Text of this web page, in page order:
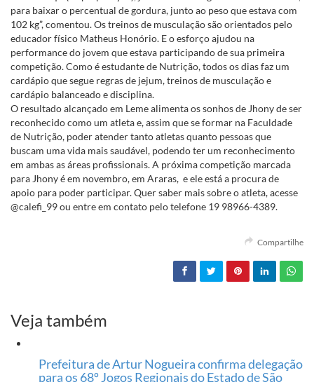
para baixar o percentual de gordura, junto ao peso que estava com
102 kg”, comentou. Os treinos de musculação são orientados pelo
educador físico Matheus Honório. E o esforço ajudou na
performance do jovem que estava participando de sua primeira
competição. Como é estudante de Nutrição, todos os dias faz um
cardápio que segue regras de jejum, treinos de musculação e
cardápio balanceado e disciplina.
O resultado alcançado em Leme alimenta os sonhos de Jhony de ser
reconhecido como um atleta e, assim que se formar na Faculdade
de Nutrição, poder atender tanto atletas quanto pessoas que
buscam uma vida mais saudável, podendo ter um reconhecimento
em ambas as áreas profissionais. A próxima competição marcada
para Jhony é em novembro, em Araras, e ele está a procura de
apoio para poder participar. Quer saber mais sobre o atleta, acesse
@calefi_99 ou entre em contato pelo telefone 19 98966-4389.
Compartilhe
Veja também
Prefeitura de Artur Nogueira confirma delegação
para os 68º Jogos Regionais do Estado de São